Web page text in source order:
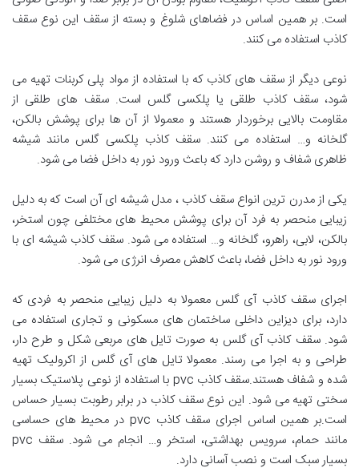
است. بر همین اساس در فضاهای شلوغ و بسته از سقف این نوع سقف
کاذب استفاده می کنند.
نوعی دیگر از سقف های کاذب که با استفاده از مواد پلی کربنات تهیه می
شود، سقف کاذب طلقی یا پلکسی گلس است. سقف های طلقی از
مقاومت بالایی برخوردار هستند و معمولا از آن ها برای پوشش بالکن،
گلخانه و… استفاده می کنند. سقف کاذب پلکسی گلس مانند شیشه
ظاهری شفاف و روشن دارد که باعث ورود نور به داخل فضا می شود.
یکی از مدرن ترین انواع سقف کاذب ، مدل شیشه ای آن است که به دلیل
زیبایی منحصر به فرد آن برای پوشش محیط های مختلفی چون استخر،
بالکن، لابی، راهرو، گلخانه و… استفاده می شود. سقف کاذب شیشه ای با
ورود نور به داخل فضا، باعث کاهش مصرف انرژی می شود.
اجرای سقف کاذب آی گلس معمولا به دلیل زیبایی منحصر به فردی که
دارد، برای دیزاین داخلی ساختمان های مسکونی و تجاری استفاده می
شود. سقف کاذب آی گلس به صورت تایل های مربعی شکل و طرح دار،
طراحی و به اجرا می رسند. معمولا تایل های آی گلس از اکرولیک تهیه
شده و شفاف هستند.سقف کاذب pvc با استفاده از نوعی پلاستیک بسیار
سختی تهیه می شود. این نوع سقف کاذب در برابر رطوبت بسیار حساس
است.بر همین اساس اجرای سقف کاذب pvc در محیط های حساسی
مانند حمام، سرویس بهداشتی، استخر و… انجام می شود. سقف pvc
بسیار سبک است و نصب آسانی دارد.